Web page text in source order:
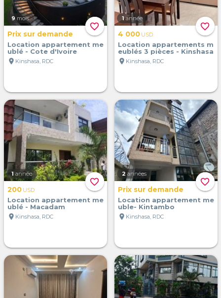
favorite_border
9 mois
Prix sur demande
Location appartement me
ublé - Cote d'Ivoire
location_on Kinshasa, RDC
favorite_border
1 année
4 000 USD
Location appartements m
eublés 3 pièces - Kinshasa
location_on Kinshasa, RDC
favorite_border
1 année
200 USD
Location appartement me
ublé - Macadam
location_on Kinshasa, RDC
favorite_border
2 années
Prix sur demande
Location appartement me
uble- Kintambo
location_on Kinshasa, RDC